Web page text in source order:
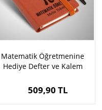
Matematik Öğretmenine
Hediye Defter ve Kalem
509,90 TL